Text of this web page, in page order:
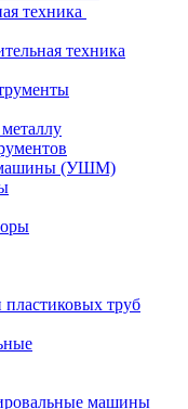
техника
техника
машины (УШМ)
труб
машины